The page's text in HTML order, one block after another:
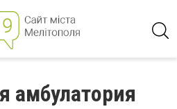
амбулатория